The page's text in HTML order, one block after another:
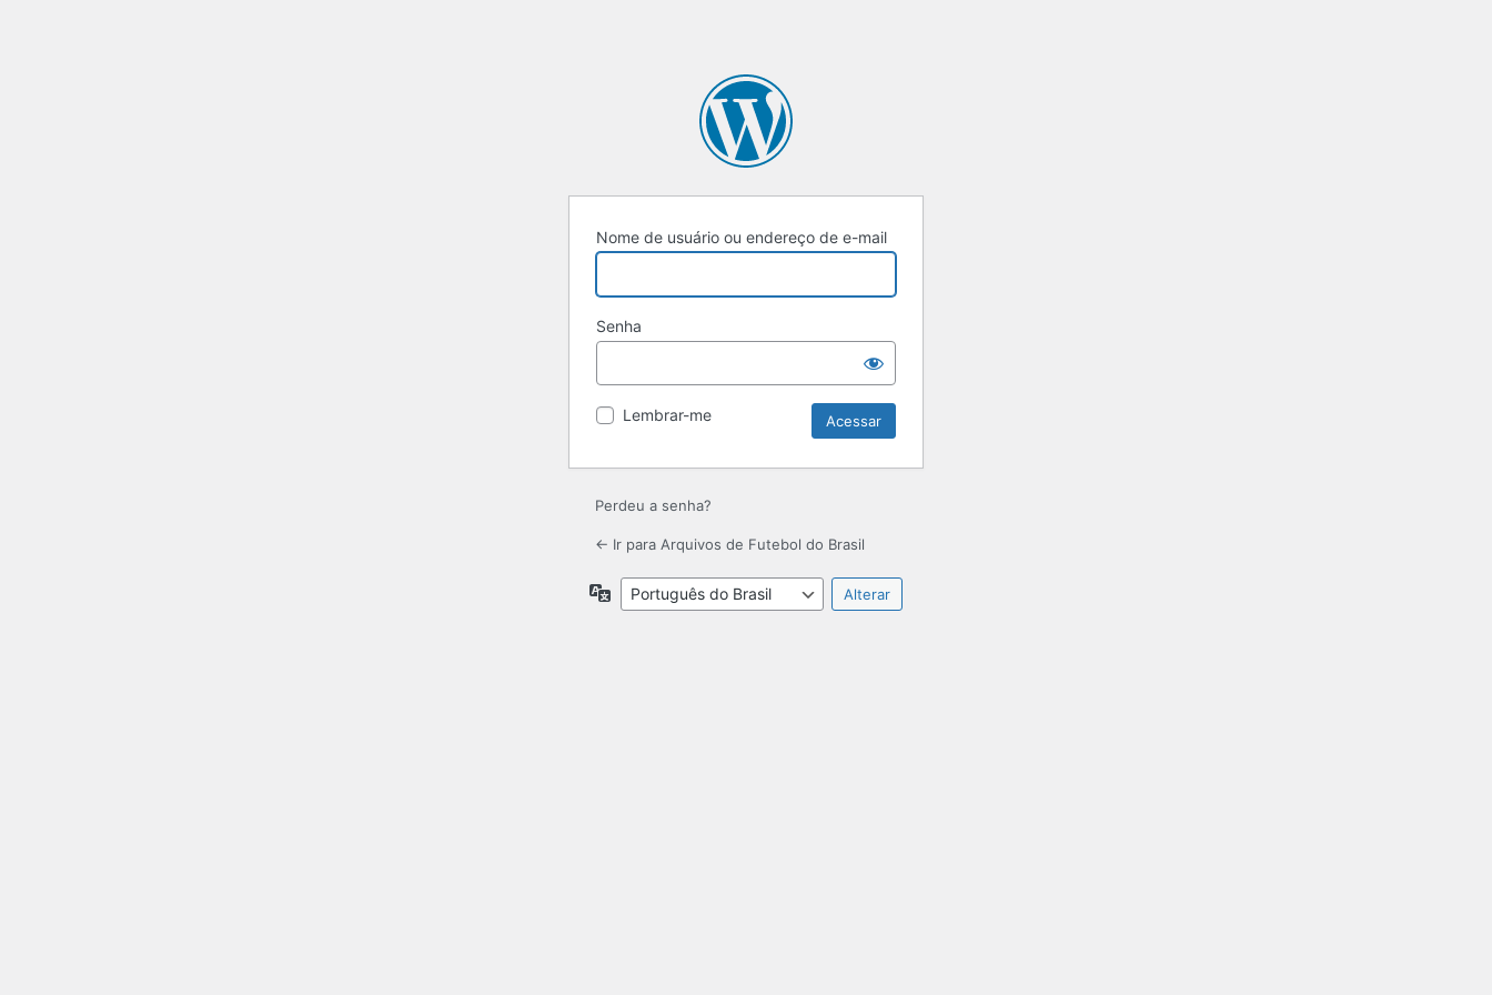
Nome de usuário ou endereço de e-mail
Senha
Lembrar-me
Perdeu a senha?
← Ir para Arquivos de Futebol do Brasil
Idioma